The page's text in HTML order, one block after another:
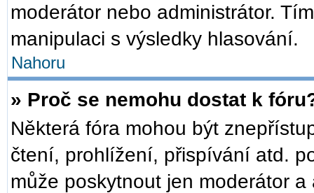
moderátor nebo administrátor.
manipulaci s výsledky hlasování.
Nahoru
» Proč se nemohu dostat k
Některá fóra mohou být
čtení, prohlížení, přispívání atd.
může poskytnout jen moderátor